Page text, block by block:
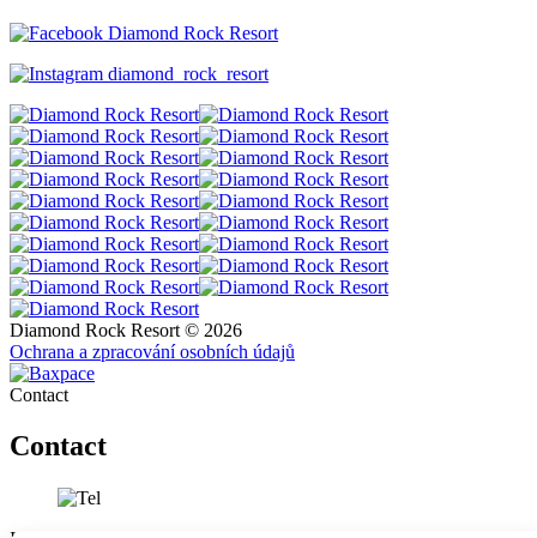
Diamond Rock Resort
diamond_rock_resort
Diamond Rock Resort © 2026
Ochrana a zpracování osobních údajů
Contact
Contact